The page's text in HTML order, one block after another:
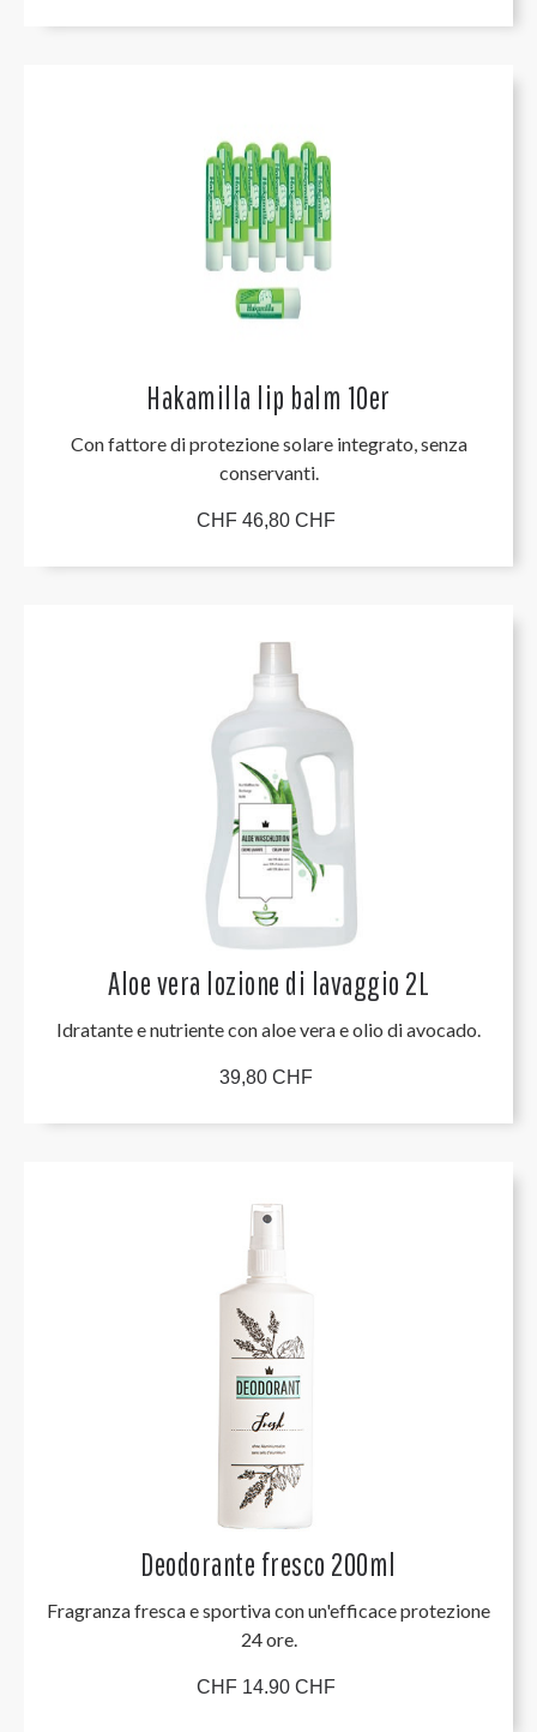
Hakamilla lip balm 10er
Con fattore di protezione solare integrato, senza
conservanti.
CHF 46,80 CHF
Aloe vera lozione di lavaggio 2L
Idratante e nutriente con aloe vera e olio di avocado.
39,80 CHF
Deodorante fresco 200ml
Fragranza fresca e sportiva con un'efficace protezione
24 ore.
CHF 14.90 CHF